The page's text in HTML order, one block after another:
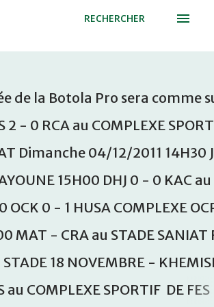
RECHERCHER
de la Botola Pro sera comme
- 0 RCA au COMPLEXE
Dimanche 04/12/2011 14H30
15H00 DHJ 0 - 0 KAC au
OCK 0 - 1 HUSA COMPLEXE
MAT - CRA au STADE SANIAT
18 NOVEMBRE -
COMPLEXE SPORTIF DE FES